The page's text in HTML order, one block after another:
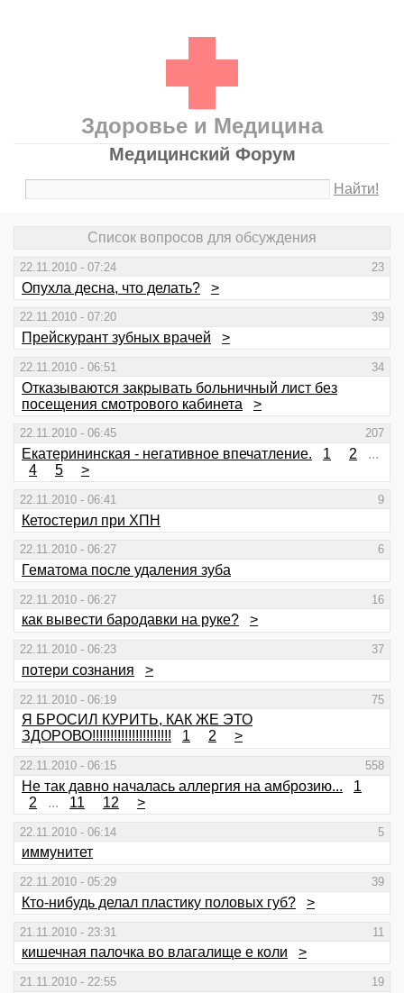
Здоровье и Медицина
Медицинский Форум
Найти!
Список вопросов для обсуждения
22.11.2010 - 07:24 23
Опухла десна, что делать? >
22.11.2010 - 07:20 39
Прейскурант зубных врачей >
22.11.2010 - 06:51 34
Отказываются закрывать больничный лист без
посещения смотрового кабинета
>
22.11.2010 - 06:45 207
Екатерининская - негативное впечатление. 1 2
...
4
5 >
22.11.2010 - 06:41 9
Кетостерил при ХПН
22.11.2010 - 06:27 6
Гематома после удаления зуба
22.11.2010 - 06:27 16
как вывести бародавки на руке? >
22.11.2010 - 06:23 37
потери сознания >
22.11.2010 - 06:19 75
Я БРОСИЛ КУРИТЬ, КАК ЖЕ ЭТО
ЗДОРОВО!!!!!!!!!!!!!!!!!!!!!!
1 2 >
22.11.2010 - 06:15 558
Не так давно началась аллергия на амброзию...
1
2
... 11 12 >
22.11.2010 - 06:14 5
иммунитет
22.11.2010 - 05:29 39
Кто-нибудь делал пластику половых губ? >
21.11.2010 - 23:31 11
кишечная палочка во влагалище е коли >
21.11.2010 - 22:55 19